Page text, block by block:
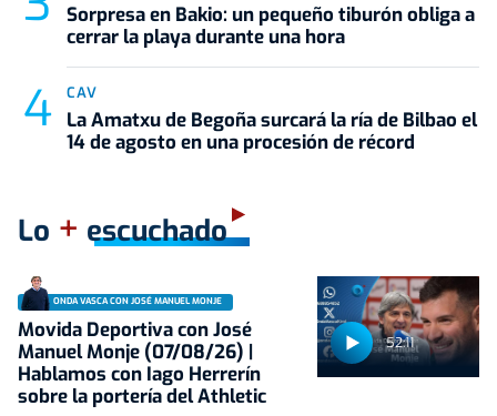
Sorpresa en Bakio: un pequeño tiburón obliga a
cerrar la playa durante una hora
CAV
La Amatxu de Begoña surcará la ría de Bilbao el
14 de agosto en una procesión de récord
Lo + escuchado
52:11
ONDA VASCA CON JOSÉ MANUEL MONJE
Movida Deportiva con José
Manuel Monje (07/08/26) |
Hablamos con Iago Herrerín
sobre la portería del Athletic